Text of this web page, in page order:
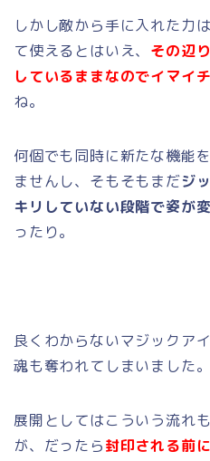
しかし敵から手に入れた力
て使えるとはいえ、 その辺
しているままなのでイマイ
ね。
何個でも同時に新たな機能
ませんし、そもそもまだジ
キリしていない段階で姿が
ったり。
良くわからないマジックア
魂も奪われてしまいました。
展開としてはこういう流れ
が、だったら封印される前